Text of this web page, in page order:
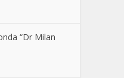
“Dr Milan